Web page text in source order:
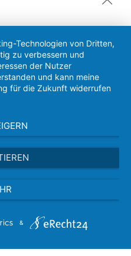
Technologien von Dritten,
zu verbessern und
der Nutzer
und kann meine
für die Zukunft widerrufen
&